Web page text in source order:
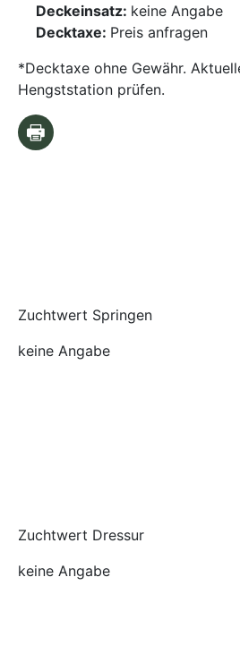
Deckeinsatz: keine Angabe
Decktaxe: Preis anfragen
*Decktaxe ohne Gewähr.
Hengststation prüfen.
Zuchtwert Springen
keine Angabe
Zuchtwert Dressur
keine Angabe